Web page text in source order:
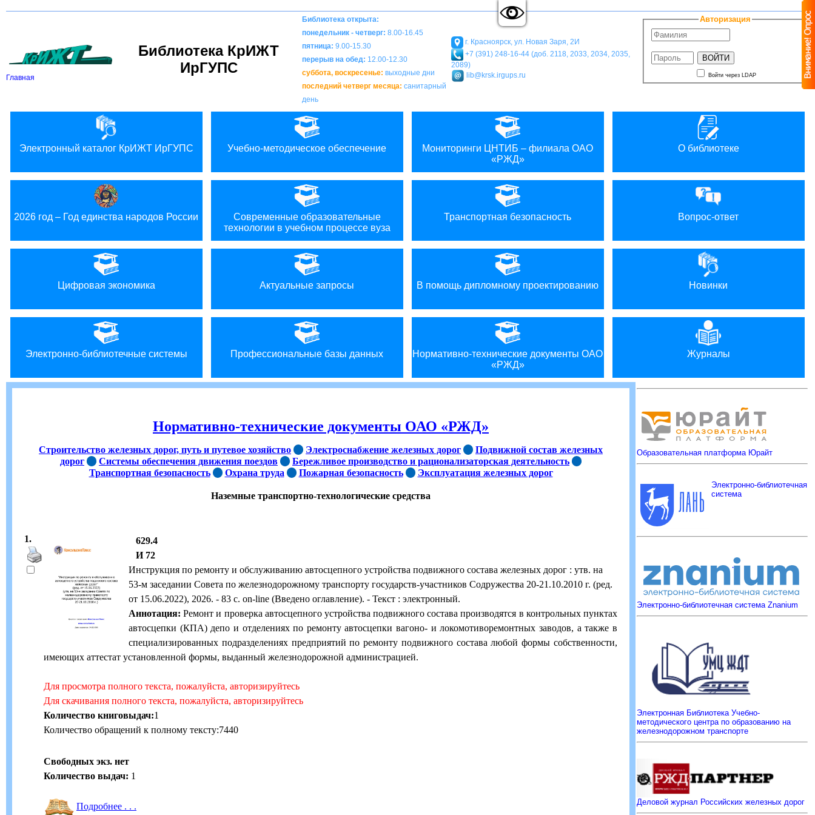
Версия для слабовидящих: Вкл Изображения: Выкл Размер шрифта: A A AЦветовая схема: A A A A
Главная
Библиотека КрИЖТ
ИрГУПС
Библиотека открыта:
понедельник - четверг: 8.00-16.45
пятница: 9.00-15.30
перерыв на обед: 12.00-12.30
суббота, воскресенье: выходные дни
последний четверг месяца: санитарный
день
г. Красноярск, ул. Новая Заря, 2И
+7 (391) 248-16-44 (доб. 2118, 2033, 2034, 2035,
2089)
lib@krsk.irgups.ru
Авторизация
Войти через LDAP
Электронный каталог КрИЖТ ИрГУПС Учебно-методическое обеспечение
Мониторинги ЦНТИБ – филиала ОАО
«РЖД»
О библиотеке
2026 год – Год единства народов России
Современные образовательные
технологии в учебном процессе вуза
Транспортная безопасность Вопрос-ответ
Цифровая экономика Актуальные запросы В помощь дипломному проектированию Новинки
Электронно-библиотечные системы Профессиональные базы данных
Нормативно-технические документы ОАО
«РЖД»
Журналы
Нормативно-технические документы ОАО «РЖД»
Строительство железных дорог, путь и путевое хозяйство Электроснабжение железных дорог
Подвижной состав железных
дорог
Системы обеспечения движения поездов
Бережливое производство и рационализаторская деятельность
Транспортная безопасность
Охрана труда Пожарная безопасность Эксплуатация железных дорог
Наземные транспортно-технологические средства
1.
629.4
И 72
Инструкция по ремонту и обслуживанию автосцепного устройства подвижного состава железных дорог : утв. на
53-м заседании Совета по железнодорожному транспорту государств-участников Содружества 20-21.10.2010 г. (ред.
от 15.06.2022), 2026. - 83 с. on-line (Введено оглавление). - Текст : электронный.
Аннотация: Ремонт и проверка автосцепного устройства подвижного состава производятся в контрольных пунктах
автосцепки (КПА) депо и отделениях по ремонту автосцепки вагоно- и локомотиворемонтных заводов, а также в
специализированных подразделениях предприятий по ремонту подвижного состава любой формы собственности,
имеющих аттестат установленной формы, выданный железнодорожной администрацией.
Для просмотра полного текста, пожалуйста, авторизируйтесь
Для скачивания полного текста, пожалуйста, авторизируйтесь
Количество книговыдач:1
Количество обращений к полному тексту:7440
Свободных экз. нет
Количество выдач: 1
Подробнее . . .
Образовательная платформа Юрайт
Электронно-библиотечная
система
Электронно-библиотечная система Znanium
Электронная Библиотека Учебно-
методического центра по образованию на
железнодорожном транспорте
Деловой журнал Российских железных дорог